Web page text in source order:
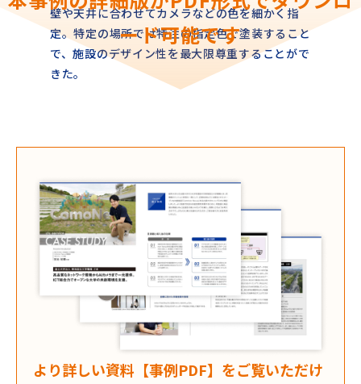
壁や天井に合わせてカメラなどの色を細かく指
定。特定の場所では特注の指定色で塗装すること
で、施設のデザイン性を最大限尊重することがで
きた。
ード可能です
より詳しい資料【事例PDF】をご覧いただけ